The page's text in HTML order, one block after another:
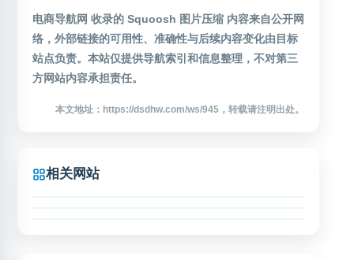
电商导航网 收录的 Squoosh 图片压缩 内容来自公开网
络，外部链接的可用性、准确性与后续内容变化由目标
站点负责。本站仅提供导航索引和信息整理，不对第三
方网站内容承担责任。
本文地址：https://dsdhw.com/ws/945，转载请注明出处。
相关网站